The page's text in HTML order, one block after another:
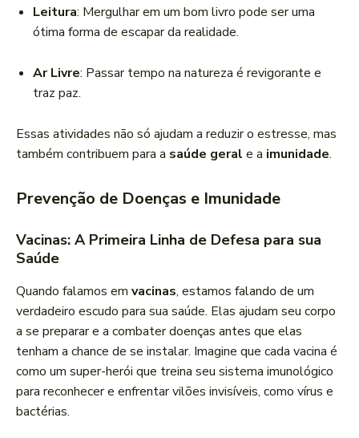
Leitura: Mergulhar em um bom livro pode ser uma
ótima forma de escapar da realidade.
Ar Livre: Passar tempo na natureza é revigorante e
traz paz.
Essas atividades não só ajudam a reduzir o estresse, mas
também contribuem para a saúde geral e a imunidade.
Prevenção de Doenças e Imunidade
Vacinas: A Primeira Linha de Defesa para sua
Saúde
Quando falamos em vacinas, estamos falando de um
verdadeiro escudo para sua saúde. Elas ajudam seu corpo
a se preparar e a combater doenças antes que elas
tenham a chance de se instalar. Imagine que cada vacina é
como um super-herói que treina seu sistema imunológico
para reconhecer e enfrentar vilões invisíveis, como vírus e
bactérias.